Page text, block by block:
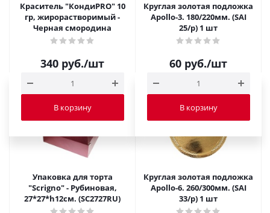
Краситель "КондиPRO" 10
гр, жирорастворимый -
Черная смородина
340 руб./шт
В корзину
Круглая золотая подложка
Apollo-3. 180/220мм. (SAI
25/p) 1 шт
60 руб./шт
В корзину
Упаковка для торта
"Scrigno" - Рубиновая,
27*27*h12см. (SC2727RU)
Круглая золотая подложка
Apollo-6. 260/300мм. (SAI
33/p) 1 шт